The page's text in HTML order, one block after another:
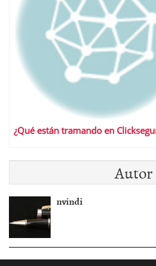
¿Qué están tramando en
Autor
nvindi